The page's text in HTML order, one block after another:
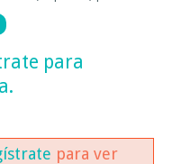
para
para ver